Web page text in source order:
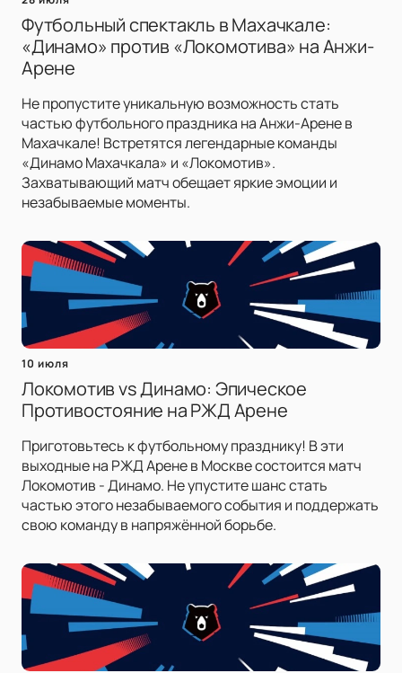
Футбольный спектакль в Махачкале:
«Динамо» против «Локомотива» на Анжи-
Арене
Не пропустите уникальную возможность стать
частью футбольного праздника на Анжи-Арене в
Махачкале! Встретятся легендарные команды
«Динамо Махачкала» и «Локомотив».
Захватывающий матч обещает яркие эмоции и
незабываемые моменты.
10 июля
Локомотив vs Динамо: Эпическое
Противостояние на РЖД Арене
Приготовьтесь к футбольному празднику! В эти
выходные на РЖД Арене в Москве состоится матч
Локомотив - Динамо. Не упустите шанс стать
частью этого незабываемого события и поддержать
свою команду в напряжённой борьбе.